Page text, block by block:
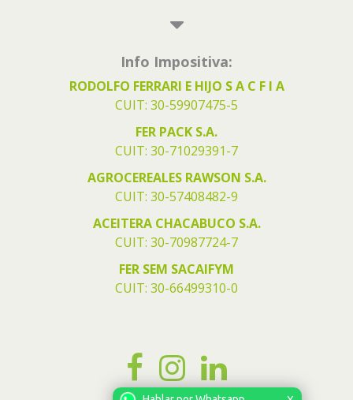
Info Impositiva:
RODOLFO FERRARI E HIJO S A C F I A
CUIT: 30-59907475-5
FER PACK S.A.
CUIT: 30-71029391-7
AGROCEREALES RAWSON S.A.
CUIT: 30-57408482-9
ACEITERA CHACABUCO S.A.
CUIT: 30-70987724-7
FER SEM SACAIFYM
CUIT: 30-66499310-0